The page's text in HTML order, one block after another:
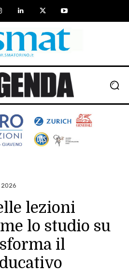
2026
lezioni
lo studio su
il